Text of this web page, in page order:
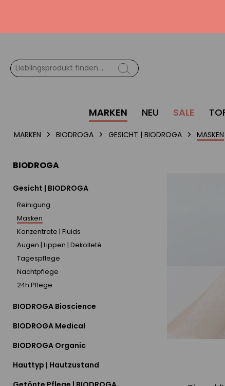
MARKEN NEU SALE
MARKEN BIODROGA GESICHT | BIODROGA MASKEN
BIODROGA
Gesicht | BIODROGA
Reinigung
Masken
Konzentrate | Fluids
Augen | Lippen | Dekolleté
Tagespflege
Nachtpflege
24h Pflege
BIODROGA Bioscience
BIODROGA Medical
BIODROGA Organic
Hauttyp | Hautzustand